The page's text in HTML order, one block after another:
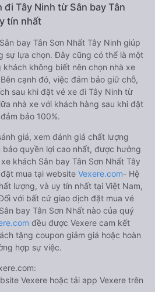
đi Tây Ninh từ Sân bay Tân
tín nhất
bay Tân Sơn Nhất Tây Ninh giúp
sự lựa chọn. Đây cũng có thể là một
không biết nên chọn nhà xe
cạnh đó, việc đảm bảo giữ chỗ,
sau khi đặt vé xe đi Tây Ninh từ
nhà xe với khách hàng sau khi đặt
bảo 100%.
giá, xem đánh giá chất lượng
quyền lợi cao nhất, được hưởng
khách Sân bay Tân Sơn Nhất Tây
mua tại website Vexere.com- Hệ
lượng, và uy tín nhất tại Việt Nam,
với bất cứ giao dịch đặt mua vé
bay Tân Sơn Nhất nào của quý
đều được Vexere cam kết
tặng coupon giảm giá hoặc hoàn
hợp sự việc.
Vexere hoặc tải app Vexere trên